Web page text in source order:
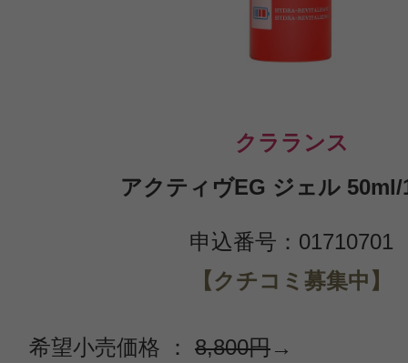
クラランス
アクティヴEG ジェル 50ml/
申込番号：01710701
【クチコミ募集中】
希望小売価格 ： 8,800円→